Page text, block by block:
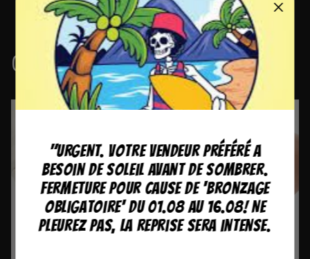
Collections
"URGENT. Votre vendeur préféré a
besoin de soleil avant de sombrer.
Fermeture pour cause de 'bronzage
obligatoire' du 01.08 au 16.08! Ne
pleurez pas, la reprise sera intense.